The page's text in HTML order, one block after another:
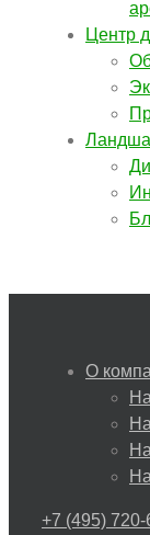
Центр
О
+7 (495) 720-